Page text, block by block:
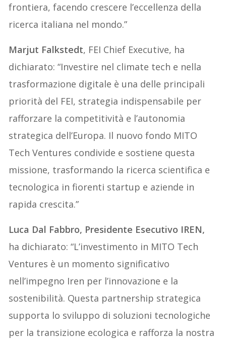
frontiera, facendo crescere l’eccellenza della
ricerca italiana nel mondo.”
Marjut Falkstedt, FEI Chief Executive, ha
dichiarato: “Investire nel climate tech e nella
trasformazione digitale è una delle principali
priorità del FEI, strategia indispensabile per
rafforzare la competitività e l’autonomia
strategica dell’Europa. Il nuovo fondo MITO
Tech Ventures condivide e sostiene questa
missione, trasformando la ricerca scientifica e
tecnologica in fiorenti startup e aziende in
rapida crescita.”
Luca Dal Fabbro, Presidente Esecutivo IREN,
ha dichiarato: “L’investimento in MITO Tech
Ventures è un momento significativo
nell’impegno Iren per l’innovazione e la
sostenibilità. Questa partnership strategica
supporta lo sviluppo di soluzioni tecnologiche
per la transizione ecologica e rafforza la nostra